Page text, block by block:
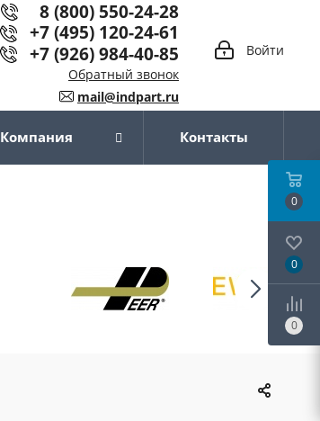
Войти
8 (800) 550-24-28
+7 (495) 120-24-61
+7 (926) 984-40-85
Обратный звонок
mail@indpart.ru
Компания Контакты
0
0
0